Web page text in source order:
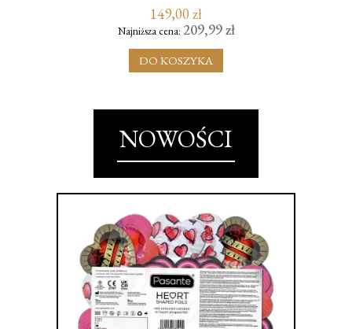
149,00 zł
Najniższa cena: 209,99 zł
DO KOSZYKA
NOWOŚCI